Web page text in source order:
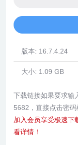
版本: 16.7.4.24
大小: 1.09 GB
下载链接如果要求输
5682，直接点击密码
加入会员享受极速下
看详情！